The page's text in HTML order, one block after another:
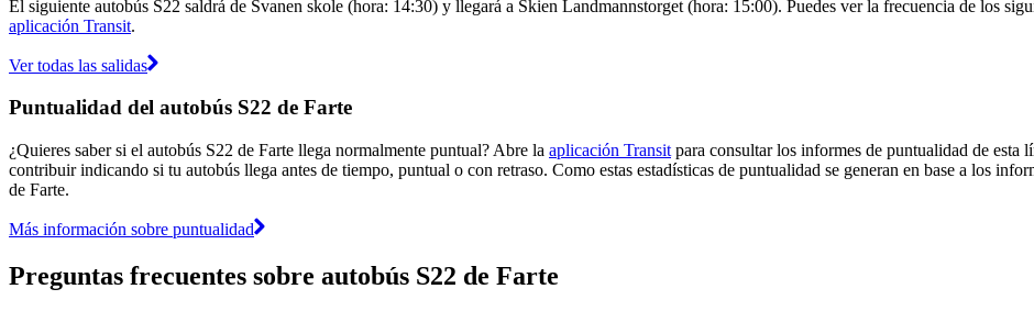
El siguiente autobús S22 saldrá de Svanen skole (hora: 14:30) y llegará a Skien Landmannstorget (hora: 15:00). Puedes ver la frecuencia de los
aplicación Transit.
Ver todas las salidas
Puntualidad del autobús S22 de Farte
¿Quieres saber si el autobús S22 de Farte llega normalmente puntual? Abre la aplicación Transit para consultar los informes de puntualidad de esta
contribuir indicando si tu autobús llega antes de tiempo, puntual o con retraso. Como estas estadísticas de puntualidad se generan en base a los
de Farte.
Más información sobre puntualidad
Preguntas frecuentes sobre autobús S22 de Farte